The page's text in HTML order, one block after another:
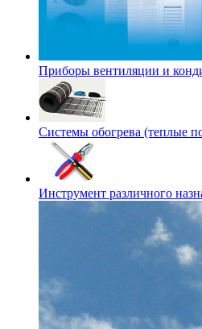
Приборы вентиляции и
Системы обогрева (теплые
Инструмент различного